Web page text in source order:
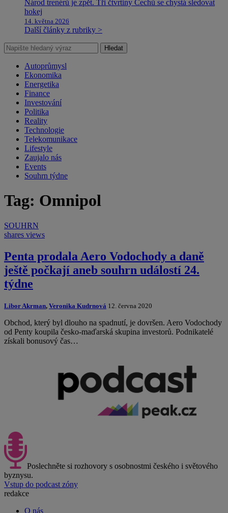
Národ trenérů je zpět. Tři čtvrtiny Čechů se chystá sledovat
hokej
14. května 2026
Další články z rubriky >
Hledat
Autoprůmysl
Ekonomika
Energetika
Finance
Investování
Politika
Reality
Technologie
Telekomunikace
Lifestyle
Zaujalo nás
Events
Souhrn týdne
Tag: Omnipol
SOUHRN
shares views
Penta prodala Aero Vodochody a daně
ještě počkají aneb souhrn událostí 24.
týdne
Libor Akrman, Veronika Kudrnová 12. června 2020
Obchod, který byl dlouho na spadnutí, je dovršen. Aero Vodochody
od Penty koupila česko-maďarská skupina investorů. Podnikatelé
získali bonusový čas…
Poslechněte si rozhovory s osobnostmi českého i světového
byznysu.
Vstup do podcast zóny
redakce
O nás